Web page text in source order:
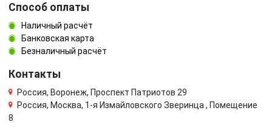
Способ оплаты
Наличный расчёт
Банковская карта
Безналичный расчёт
Контакты
Россия, Воронеж, Проспект Патриотов 29
Россия, Москва, 1-я Измайловского Зверинца , Помещение
8